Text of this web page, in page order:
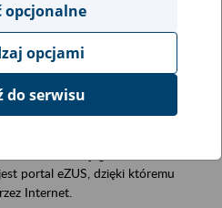
eZUS
portal eZUS, dzięki któremu
Internet.
opcjonalne
opcjami
do serwisu